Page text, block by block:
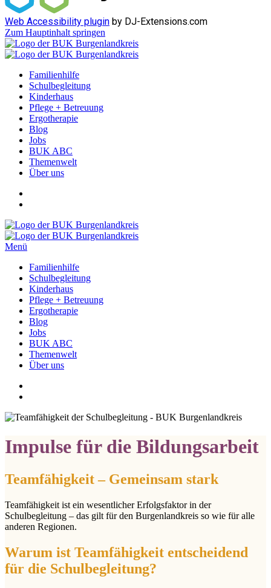
Web Accessibility plugin by DJ-Extensions.com
Zum Hauptinhalt springen
Familienhilfe
Schulbegleitung
Kinderhaus
Pflege + Betreuung
Ergotherapie
Blog
Jobs
BUK ABC
Themenwelt
Über uns
Menü
Familienhilfe
Schulbegleitung
Kinderhaus
Pflege + Betreuung
Ergotherapie
Blog
Jobs
BUK ABC
Themenwelt
Über uns
Impulse für die Bildungsarbeit
Teamfähigkeit – Gemeinsam stark
Teamfähigkeit ist ein wesentlicher Erfolgsfaktor in der
Schulbegleitung – das gilt für den Burgenlandkreis so wie für alle
anderen Regionen.
Warum ist Teamfähigkeit entscheidend
für die Schulbegleitung?